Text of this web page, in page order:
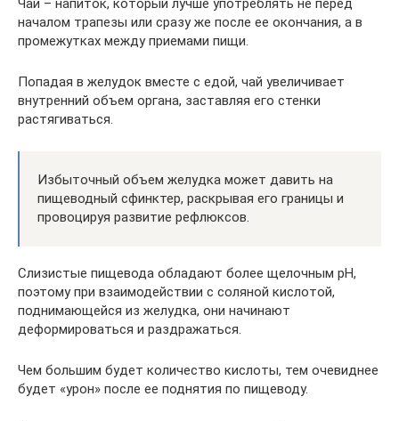
Чай – напиток, который лучше употреблять не перед
началом трапезы или сразу же после ее окончания, а в
промежутках между приемами пищи.
Попадая в желудок вместе с едой, чай увеличивает
внутренний объем органа, заставляя его стенки
растягиваться.
Избыточный объем желудка может давить на
пищеводный сфинктер, раскрывая его границы и
провоцируя развитие рефлюксов.
Слизистые пищевода обладают более щелочным pH,
поэтому при взаимодействии с соляной кислотой,
поднимающейся из желудка, они начинают
деформироваться и раздражаться.
Чем большим будет количество кислоты, тем очевиднее
будет «урон» после ее поднятия по пищеводу.